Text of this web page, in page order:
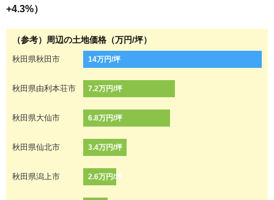
+4.3%）
（参考）周辺の土地価格（万円/坪）
秋田県秋田市 14万円/坪
秋田県由利本荘市 7.2万円/坪
秋田県大仙市 6.8万円/坪
秋田県仙北市 3.4万円/坪
秋田県潟上市 2.6万円/坪